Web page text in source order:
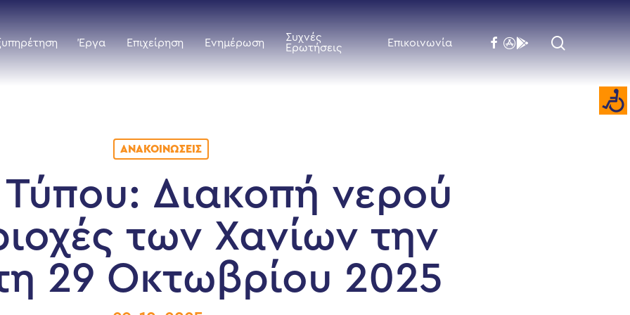
Έργα Επιχείρηση Ενημέρωση
Συχνές
Ερωτήσεις
Επικοινωνία facebook
flickrbehance
ΑΝΑΚΟΙΝΏΣΕΙΣ
Τύπου: Διακοπή νερού
των Χανίων την
29 Οκτωβρίου 2025